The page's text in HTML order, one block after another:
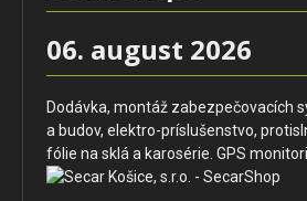
06. august 2026
Dodávka, montáž zabezpečovacích
a budov, elektro-príslušenstvo,
fólie na sklá a karosérie. GPS